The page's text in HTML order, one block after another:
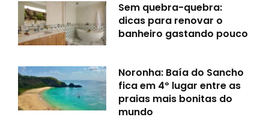
Sem quebra-quebra:
dicas para renovar o
banheiro gastando pouco
Noronha: Baía do Sancho
fica em 4º lugar entre as
praias mais bonitas do
mundo